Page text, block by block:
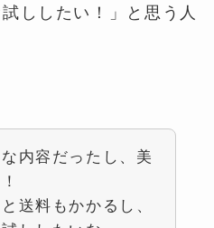
ししたい！」と思う人
内容だったし、美
送料もかかるし、